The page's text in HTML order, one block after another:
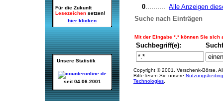
Für die Zukunft
Lesezeichen setzen!
hier klicken
Unsere Statistik
seit 04.06.2001
0.......... Alle Anzeigen
Suche nach Einträgen
Mit der Eingabe *.* können Sie sich
Suchbegriff(e):
Copyright © 2001. Verschenk-Börse.
Bitte lesen Sie unsere
Technologies